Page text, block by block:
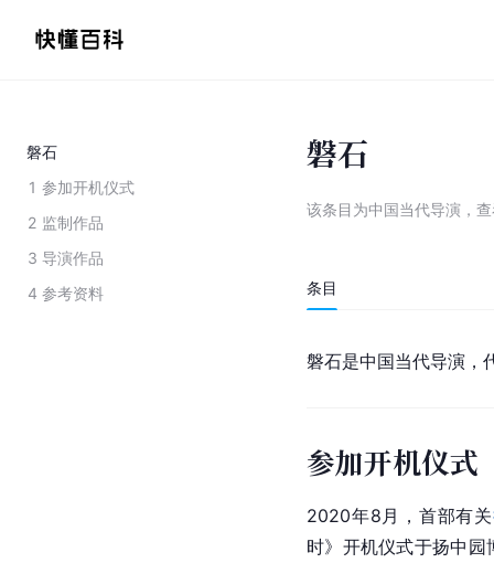
磐石
1 参加开机仪式
2 监制作品
3 导演作品
4 参考资料
磐石
该条目为中国当代导演 ，
条目
磐石是中国当代导演，
参加开机仪式
2020年8月，首部有关
时》开机仪式于扬中园